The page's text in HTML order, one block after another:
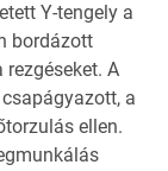
Y-tengely a
bordázott
A
a
ellen.